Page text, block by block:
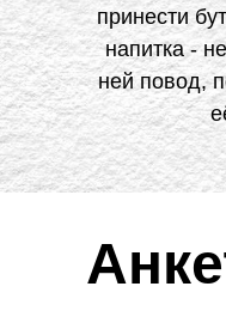
принести
напитка -
ней повод,